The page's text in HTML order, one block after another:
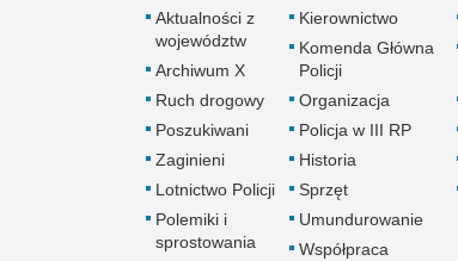
Aktualności z
województw
Archiwum X
Ruch drogowy
Poszukiwani
Zaginieni
Lotnictwo Policji
Polemiki i
sprostowania
Kierownictwo
Komenda Główna
Policji
Organizacja
Policja w III RP
Historia
Sprzęt
Umundurowanie
Współpraca